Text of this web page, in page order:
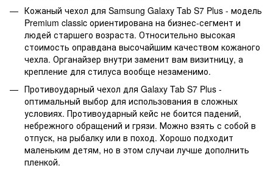
Кожаный чехол для Samsung Galaxy Tab S7 Plus - модель
Premium classic ориентирована на бизнес-сегмент и
людей старшего возраста. Относительно высокая
стоимость оправдана высочайшим качеством кожаного
чехла. Органайзер внутри заменит вам визитницу, а
крепление для стилуса вообще незаменимо.
Противоударный чехол для Galaxy Tab S7 Plus -
оптимальный выбор для использования в сложных
условиях. Противоударный кейс не боится падений,
небрежного обращений и грязи. Можно взять с собой в
отпуск, на рыбалку или в поход. Хорошо подходит
маленьким детям, но в этом случаи лучше дополнить
пленкой.